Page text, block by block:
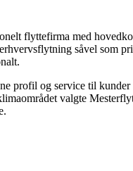
flyttefirma med
såvel som
profil og service til kunder
valgte